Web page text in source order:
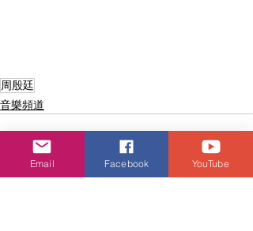
周殷廷
音樂頻道
Email Facebook YouTube